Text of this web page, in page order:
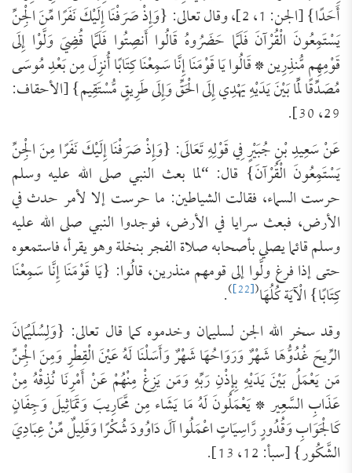
أَحَدًا} [الجن: 1، 2]، وقال تعالى: {وَإِذْ صَرَفْنَا إِلَيْكَ نَفَرًا مِّنَ الْجِنِّ
يَسْتَمِعُونَ الْقُرْآنَ فَلَمَّا حَضَرُوهُ قَالُوا أَنصِتُوا فَلَمَّا قُضِيَ وَلَّوْا إِلَى
قَوْمِهِم مُّنذِرِين * قَالُوا يَا قَوْمَنَا إِنَّا سَمِعْنَا كِتَابًا أُنزِلَ مِن بَعْدِ مُوسَى
مُصَدِّقًا لِّمَا بَيْنَ يَدَيْهِ يَهْدِي إِلَى الْحَقِّ وَإِلَى طَرِيقٍ مُّسْتَقِيم} [الأحقاف:
29، 30].
عَنْ سَعِيدِ بْنِ جُبَيْرٍ فِي قَوْلِهِ تَعَالَى: {‌وَإِذْ ‌صَرَفْنَا ‌إِلَيْكَ ‌نَفَرًا مِنَ الْجِنِّ
يَسْتَمِعُونَ الْقُرْآنَ} قال: “لما بعث النبي صلى الله عليه وسلم
حرست السماء، فقالت الشياطين: ما حرست إلا لأمر حدث في
الأرض، فبعث سرايا في الأرض، فوجدوا النبي صلى الله عليه
وسلم قائما يصلي بأصحابه صلاة الفجر بنخلة وهو يقرأ، فاستمعوه
حتى إذا فرغ ولَّوا إلى قومهم منذرين، قالُوا: {يَا قَوْمَنَا إِنَّا سَمِعْنَا
كِتَابًا} الْآيَة كُلُهَا(
[22]
)
.
وقد سخر الله الجن لسليمان وخدموه كما قال تعالى: {وَلِسُلَيْمَانَ
الرِّيحَ غُدُوُّهَا شَهْرٌ وَرَوَاحُهَا شَهْرٌ وَأَسَلْنَا لَهُ عَيْنَ الْقِطْرِ وَمِنَ الْجِنِّ
مَن يَعْمَلُ بَيْنَ يَدَيْهِ بِإِذْنِ رَبِّهِ وَمَن يَزِغْ مِنْهُمْ عَنْ أَمْرِنَا نُذِقْهُ مِنْ
عَذَابِ السَّعِير * يَعْمَلُونَ لَهُ مَا يَشَاء مِن مَّحَارِيبَ وَتَمَاثِيلَ وَجِفَانٍ
كَالْجَوَابِ وَقُدُورٍ رَّاسِيَاتٍ اعْمَلُوا آلَ دَاوُودَ شُكْرًا وَقَلِيلٌ مِّنْ عِبَادِيَ
الشَّكُور} [سبأ: 12، 13].